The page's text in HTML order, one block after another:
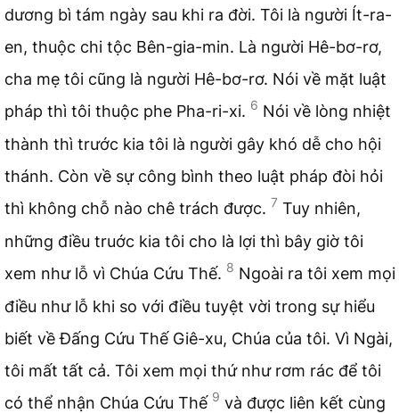
dương bì tám ngày sau khi ra đời. Tôi là người Ít-ra-
en, thuộc chi tộc Bên-gia-min. Là người Hê-bơ-rơ,
cha mẹ tôi cũng là người Hê-bơ-rơ. Nói về mặt luật
pháp thì tôi thuộc phe Pha-ri-xi. 6 Nói về lòng nhiệt
thành thì trước kia tôi là người gây khó dễ cho hội
thánh. Còn về sự công bình theo luật pháp đòi hỏi
thì không chỗ nào chê trách được. 7 Tuy nhiên,
những điều truớc kia tôi cho là lợi thì bây giờ tôi
xem như lỗ vì Chúa Cứu Thế. 8 Ngoài ra tôi xem mọi
điều như lỗ khi so với điều tuyệt vời trong sự hiểu
biết về Đấng Cứu Thế Giê-xu, Chúa của tôi. Vì Ngài,
tôi mất tất cả. Tôi xem mọi thứ như rơm rác để tôi
có thể nhận Chúa Cứu Thế 9 và được liên kết cùng